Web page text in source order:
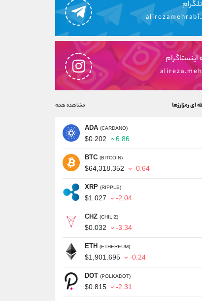
ای رمزارزها مشاهده همه
ADA (CARDANO)
$0.202 6.86
BTC (BITCOIN)
$64,318.352 -0.64
XRP (RIPPLE)
$1.027 -2.04
CHZ (CHILIZ)
$0.032 -3.34
ETH (ETHEREUM)
$1,901.695 -0.24
DOT (POLKADOT)
$0.815 -2.31